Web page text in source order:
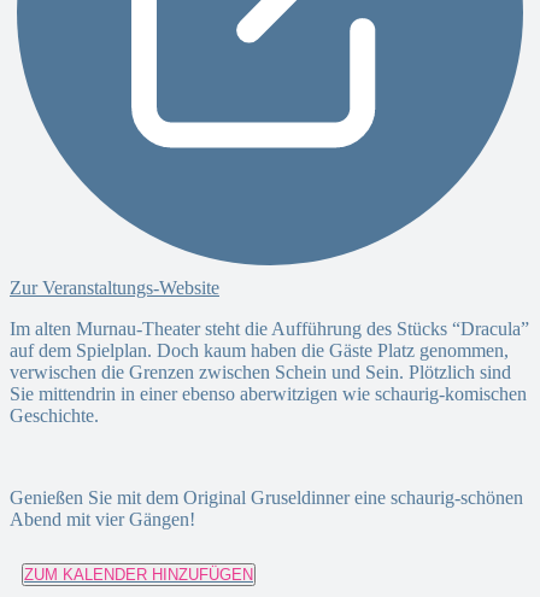
Zur Veranstaltungs-Website
Im alten Murnau-Theater steht die Aufführung des Stücks “Dracula”
auf dem Spielplan. Doch kaum haben die Gäste Platz genommen,
verwischen die Grenzen zwischen Schein und Sein. Plötzlich sind
Sie mittendrin in einer ebenso aberwitzigen wie schaurig-komischen
Geschichte.
Genießen Sie mit dem Original Gruseldinner eine schaurig-schönen
Abend mit vier Gängen!
ZUM KALENDER HINZUFÜGEN